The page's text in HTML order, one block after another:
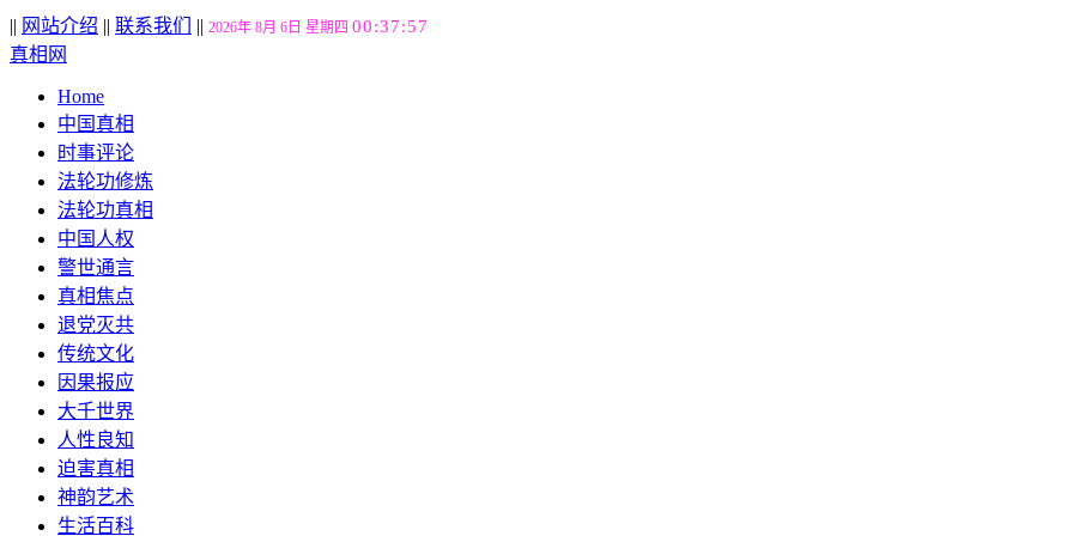
|| 网站介绍 || 联系我们 || 2026年 8月 6日 星期四 00:37:58
真相网
Home
中国真相
时事评论
法轮功修炼
法轮功真相
中国人权
警世通言
真相焦点
退党灭共
传统文化
因果报应
大千世界
人性良知
迫害真相
神韵艺术
生活百科